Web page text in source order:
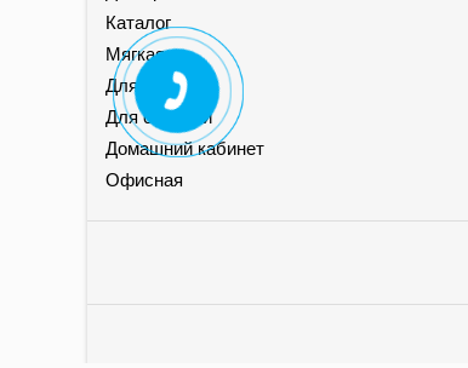
Каталог
Мягкая
Для кухни
Для спальни
Домашний кабинет
Офисная